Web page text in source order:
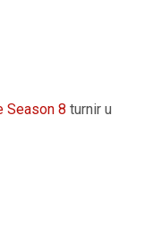
Season 8 turnir u